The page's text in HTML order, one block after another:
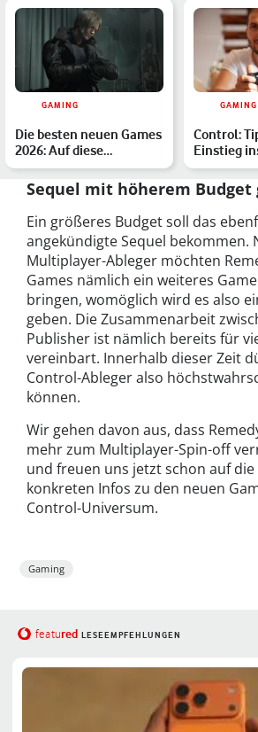
GAMING
Die besten neuen Games
2026: Auf diese
Highlights sind wir
besond…
GAMING
Control:
Einstieg
Sequel mit höherem Budget
Ein größeres Budget soll das
angekündigte Sequel bekommen.
Multiplayer-Ableger möchten
Games nämlich ein weiteres
bringen, womöglich wird es also
geben. Die Zusammenarbeit
Publisher ist nämlich bereits für
vereinbart. Innerhalb dieser Zeit
Control-Ableger also
können.
Wir gehen davon aus, dass
mehr zum Multiplayer-Spin-off
und freuen uns jetzt schon auf
konkreten Infos zu den neuen
Control-Universum.
Gaming
featured LESEEMPFEHLUNGEN